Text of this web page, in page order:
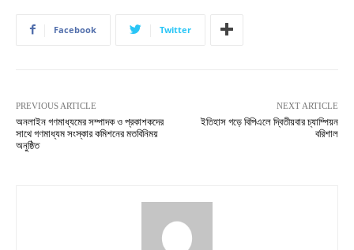
Facebook Twitter
PREVIOUS ARTICLE
অনলাইন গণমাধ্যমের সম্পাদক ও প্রকাশকদের
সাথে গণমাধ্যম সংস্কার কমিশনের মতবিনিময়
অনুষ্ঠিত
NEXT ARTICLE
ইতিহাস গড়ে বিপিএলে দ্বিতীয়বার চ্যাম্পিয়ন
বরিশাল